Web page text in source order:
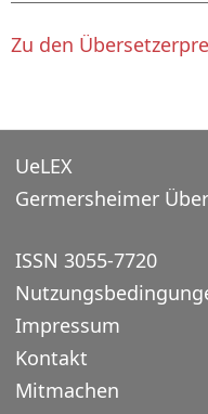
Zu den
UeLEX
Germersheimer
ISSN 3055-7720
Impressum
Kontakt
Mitmachen